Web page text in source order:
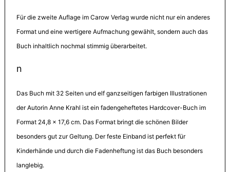
Für die zweite Auflage im Carow Verlag wurde nicht nur ein anderes
Format und eine wertigere Aufmachung gewählt, sondern auch das
Buch inhaltlich nochmal stimmig überarbeitet.
n
Das Buch mit 32 Seiten und elf ganzseitigen farbigen Illustrationen
der Autorin Anne Krahl ist ein fadengeheftetes Hardcover-Buch im
Format 24,8 x 17,6 cm. Das Format bringt die schönen Bilder
besonders gut zur Geltung. Der feste Einband ist perfekt für
Kinderhände und durch die Fadenheftung ist das Buch besonders
langlebig.